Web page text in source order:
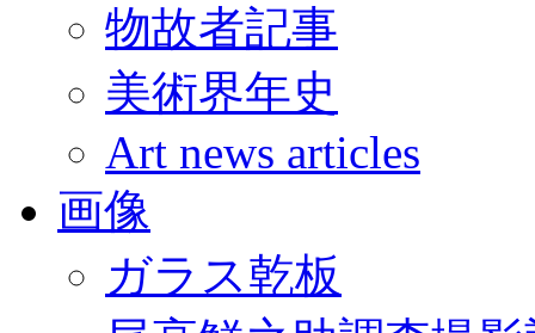
物故者記事
美術界年史
Art news articles
画像
ガラス乾板